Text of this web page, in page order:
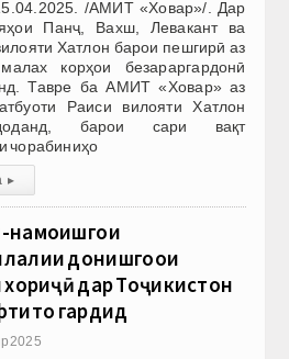
/АМИТ «Ховар»/. Дар
Панҷ, Вахш, Левакант ва
Хатлон барои пешгирӣ аз
корҳои безараргардонӣ
Тавре ба АМИТ «Ховар» аз
Раиси вилояти Хатлон
барои сари вақт
чорабиниҳо
▸
донишгоҳҳои
хориҷӣ дар Тоҷикистон
гардид
2025